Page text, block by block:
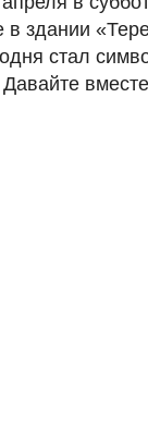
здании
стал